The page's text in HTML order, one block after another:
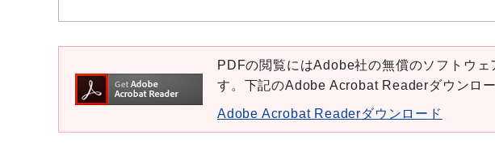
PDFの閲覧にはAdobe社の無償のソフトウ
す。下記のAdobe Acrobat Readerダウンロ
Adobe Acrobat Readerダウンロード